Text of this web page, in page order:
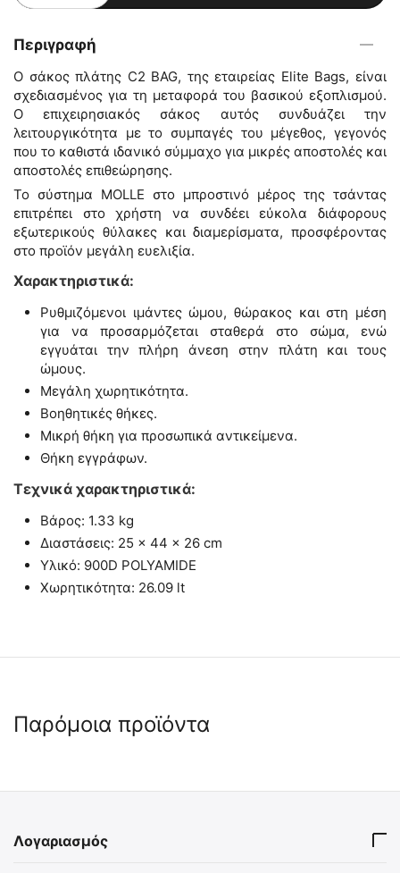
Περιγραφή
Ο σάκος πλάτης C2 BAG, της εταιρείας Elite Bags, είναι
σχεδιασμένος για τη μεταφορά του βασικού εξοπλισμού.
Ο επιχειρησιακός σάκος αυτός συνδυάζει την
λειτουργικότητα με το συμπαγές του μέγεθος, γεγονός
που το καθιστά ιδανικό σύμμαχο για μικρές αποστολές και
αποστολές επιθεώρησης.
Το σύστημα MOLLE στο μπροστινό μέρος της τσάντας
επιτρέπει στο χρήστη να συνδέει εύκολα διάφορους
εξωτερικούς θύλακες και διαμερίσματα, προσφέροντας
στο προϊόν μεγάλη ευελιξία.
Χαρακτηριστικά:
Ρυθμιζόμενοι ιμάντες ώμου, θώρακος και στη μέση
για να προσαρμόζεται σταθερά στο σώμα, ενώ
εγγυάται την πλήρη άνεση στην πλάτη και τους
ώμους.
Μεγάλη χωρητικότητα.
Βοηθητικές θήκες.
Μικρή θήκη για προσωπικά αντικείμενα.
Θήκη εγγράφων.
Τεχνικά χαρακτηριστικά:
Βάρος: 1.33 kg
Διαστάσεις: 25 × 44 × 26 cm
Υλικό: 900D POLYAMIDE
Χωρητικότητα: 26.09 lt
Παρόμοια προϊόντα
Λογαριασμός